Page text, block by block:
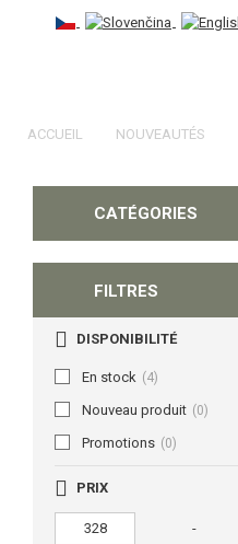
ACCUEIL NOUVEAUTÉS
CATÉGORIES
FILTRES
DISPONIBILITÉ
En stock (4)
Nouveau produit (0)
Promotions (0)
PRIX
-